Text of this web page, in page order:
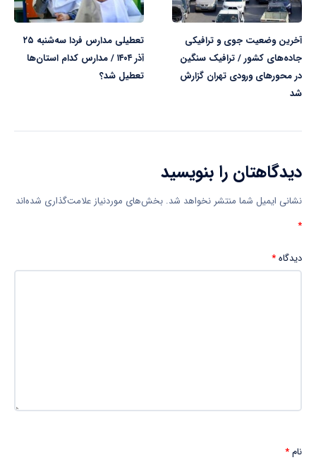
آخرین وضعیت جوی و ترافیکی
جاده‌های کشور / ترافیک سنگین
در محورهای ورودی تهران گزارش
شد
تعطیلی مدارس فردا سه‌شنبه ۲۵
آذر ۱۴۰۴ / مدارس کدام استان‌ها
تعطیل شد؟
دیدگاهتان را بنویسید
نشانی ایمیل شما منتشر نخواهد شد. بخش‌های موردنیاز علامت‌گذاری شده‌اند
*
دیدگاه*
نام*